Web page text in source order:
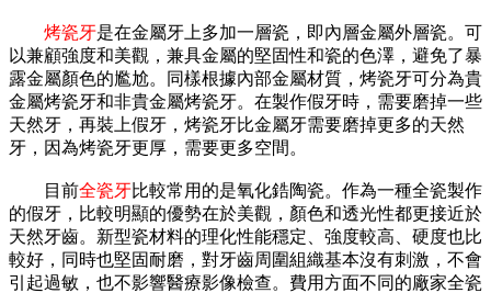
烤瓷牙是在金屬牙上多加一層瓷，即內層金屬外層瓷。可
以兼顧強度和美觀，兼具金屬的堅固性和瓷的色澤，避免了暴
露金屬顏色的尷尬。同樣根據內部金屬材質，烤瓷牙可分為貴
金屬烤瓷牙和非貴金屬烤瓷牙。在製作假牙時，需要磨掉一些
天然牙，再裝上假牙，烤瓷牙比金屬牙需要磨掉更多的天然
牙，因為烤瓷牙更厚，需要更多空間。
目前全瓷牙比較常用的是氧化鋯陶瓷。作為一種全瓷製作
的假牙，比較明顯的優勢在於美觀，顏色和透光性都更接近於
天然牙齒。新型瓷材料的理化性能穩定、強度較高、硬度也比
較好，同時也堅固耐磨，對牙齒周圍組織基本沒有刺激，不會
引起過敏，也不影響醫療影像檢查。費用方面不同的廠家全瓷